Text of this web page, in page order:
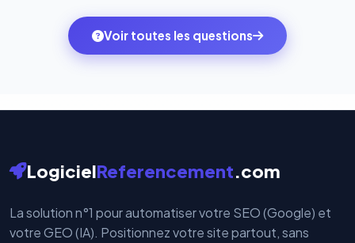
ambitions du moment — sans perdre vos données ni
votre historique.
monde. Vos données bancaires ne transitent jamais
par nos serveurs — elles sont gérées directement et
Voir toutes les questions
LogicielReferencement.com
La solution n°1 pour automatiser votre SEO (Google) et
votre GEO (IA). Positionnez votre site partout, sans